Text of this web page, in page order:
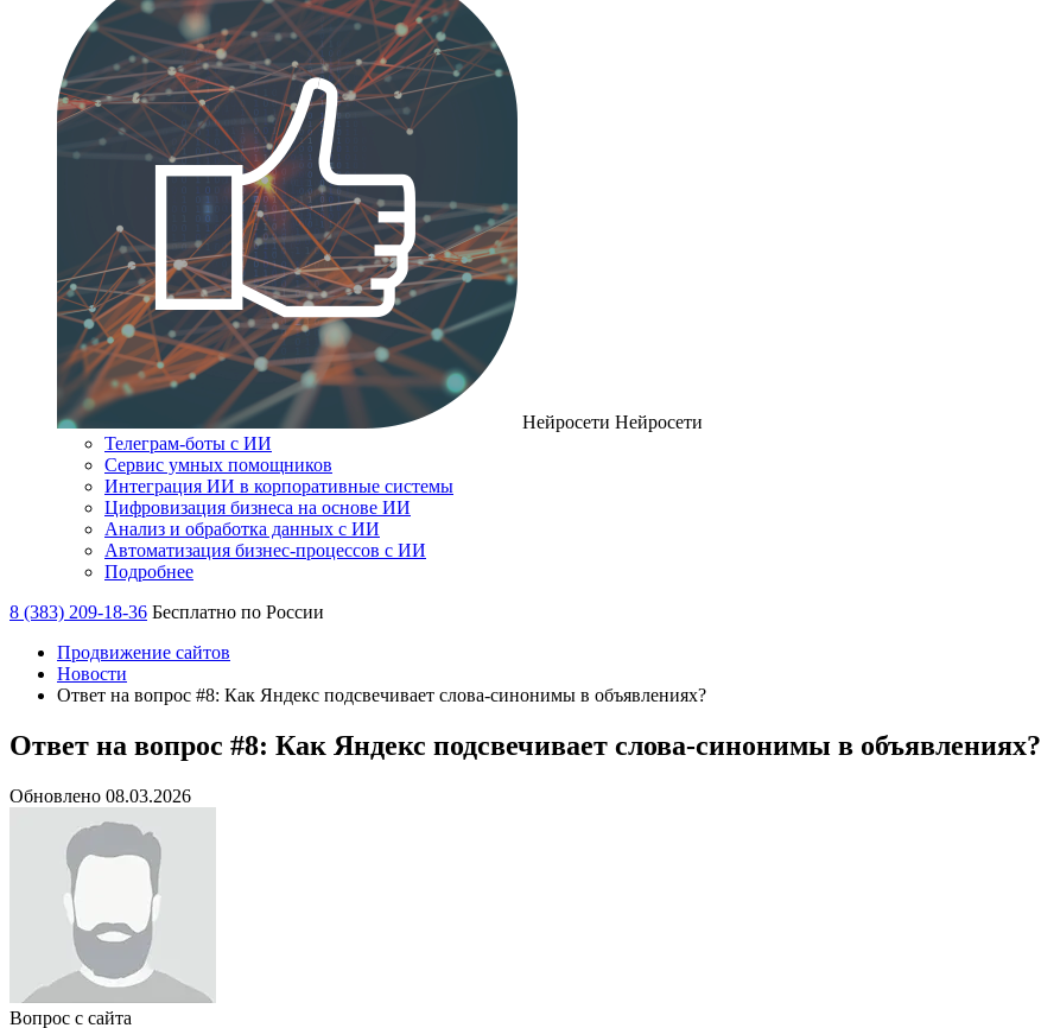
Нейросети Нейросети
Телеграм-боты с ИИ
Сервис умных помощников
Интеграция ИИ в корпоративные системы
Цифровизация бизнеса на основе ИИ
Анализ и обработка данных с ИИ
Автоматизация бизнес-процессов с ИИ
Подробнее
8 (383) 209-18-36 Бесплатно по России
Продвижение сайтов
Новости
Ответ на вопрос #8: Как Яндекс подсвечивает слова-синонимы в объявлениях?
Ответ на вопрос #8: Как Яндекс подсвечивает слова-синонимы в объявлениях?
Обновлено 08.03.2026
Вопрос с сайта